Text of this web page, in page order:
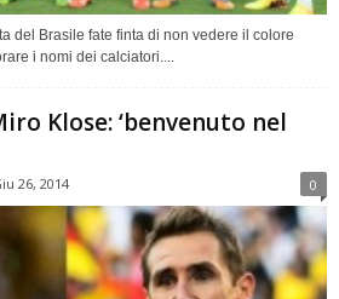
del Brasile fate finta di non vedere il colore
i nomi dei calciatori....
Klose: ‘benvenuto nel
26, 2014 0